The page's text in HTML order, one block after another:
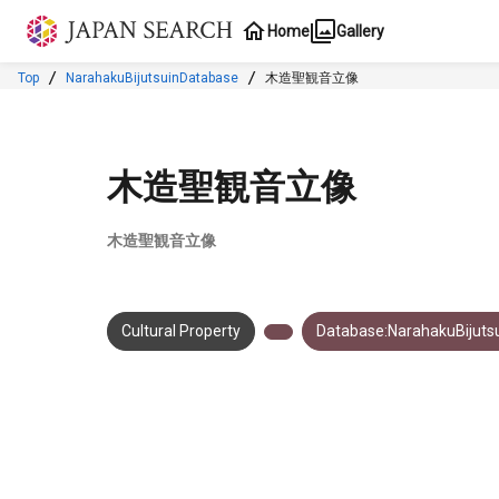
Jump to main content
Home Gallery
Top NarahakuBijutsuinDatabase 木造聖観音立像
木造聖観音立像
木造聖観音立像
Cultural Property